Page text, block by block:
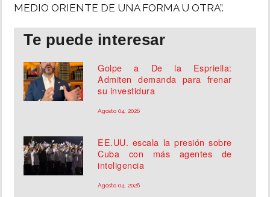
MEDIO ORIENTE DE UNA FORMA U OTRA”.
Te puede interesar
Golpe a De la Espriella:
Admiten demanda para frenar
su investidura
Agosto 04, 2026
EE.UU. escala la presión sobre
Cuba con más agentes de
inteligencia
Agosto 04, 2026